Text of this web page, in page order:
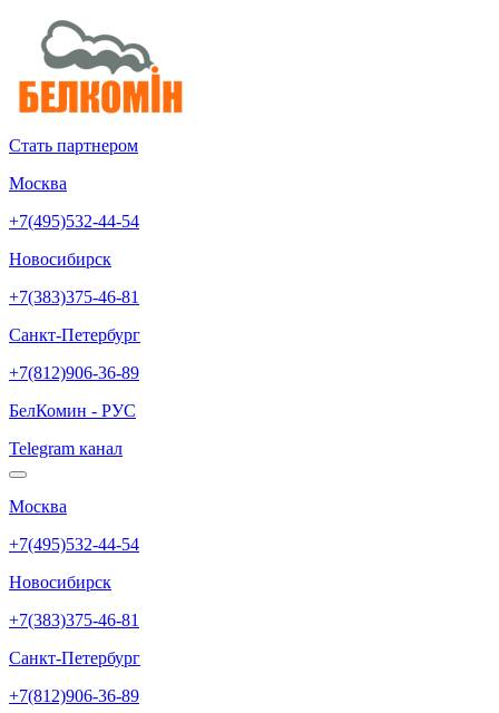
Стать партнером
Москва
+7(495)532-44-54
Новосибирск
+7(383)375-46-81
Санкт-Петербург
+7(812)906-36-89
БелКомин - РУС
Telegram канал
Москва
+7(495)532-44-54
Новосибирск
+7(383)375-46-81
Санкт-Петербург
+7(812)906-36-89